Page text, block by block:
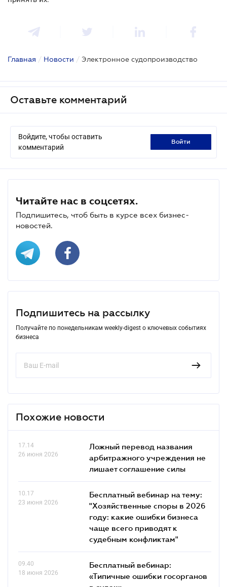
Главная / Новости / Электронное судопроизводство
Оставьте комментарий
Войдите, чтобы оставить
комментарий
войти
Читайте нас в соцсетях.
Подпишитесь, чтоб быть в курсе всех бизнес-
новостей.
Подпишитесь на рассылку
Получайте по понедельникам weekly-digest о ключевых событиях
бизнеса
Похожие новости
17.14
26 июня 2026
Ложный перевод названия
арбитражного учреждения не
лишает соглашение силы
10.17
23 июня 2026
Бесплатный вебинар на тему:
"Хозяйственные споры в 2026
году: какие ошибки бизнеса
чаще всего приводят к
судебным конфликтам"
09.40
18 июня 2026
Бесплатный вебинар:
«Типичные ошибки госорганов